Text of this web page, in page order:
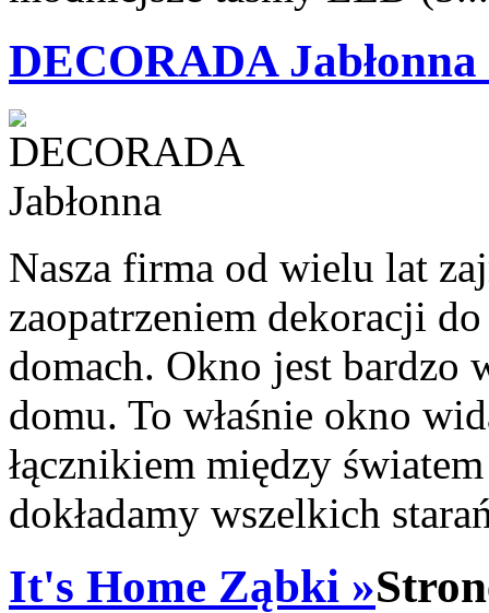
DECORADA Jabłonna
Nasza firma od wielu lat
zaopatrzeniem dekoracji
domach. Okno jest bardzo
domu. To właśnie okno
łącznikiem między
dokładamy wszelkich
It's Home Ząbki »